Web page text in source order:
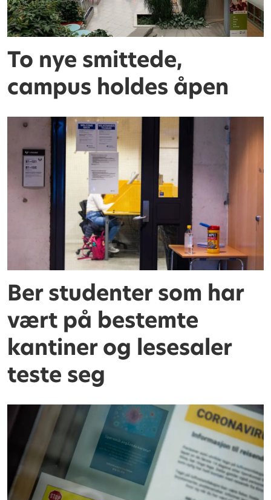
To nye smittede,
campus holdes åpen
Ber studenter som har
vært på bestemte
kantiner og lesesaler
teste seg